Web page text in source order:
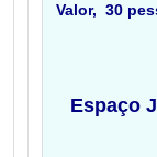
Valor, 30
Espaço